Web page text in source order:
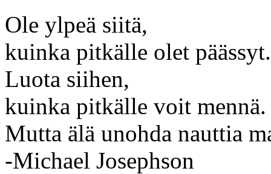
Ole ylpeä siitä,
kuinka pitkälle olet päässyt.
Luota siihen,
kuinka pitkälle voit mennä.
Mutta älä unohda nauttia
-Michael Josephson